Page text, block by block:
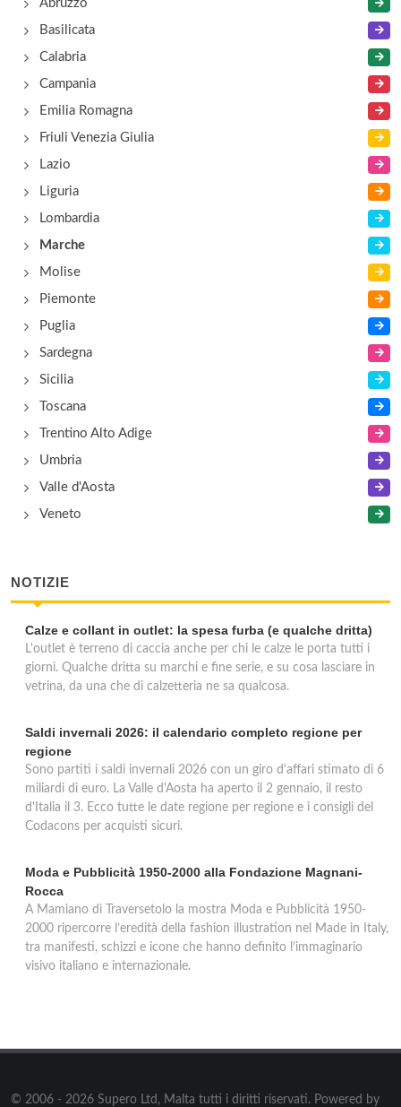
viale Moscatelli 41, Arcevia
Abruzzo
Basilicata
Calabria
Campania
Emilia Romagna
Friuli Venezia Giulia
Lazio
Liguria
Lombardia
Marche
Molise
Piemonte
Puglia
Sardegna
Sicilia
Toscana
Trentino Alto Adige
Umbria
Valle d'Aosta
Veneto
NOTIZIE
Calze e collant in outlet: la spesa furba (e qualche dritta)
L'outlet è terreno di caccia anche per chi le calze le porta tutti i
giorni. Qualche dritta su marchi e fine serie, e su cosa lasciare in
vetrina, da una che di calzetteria ne sa qualcosa.
Saldi invernali 2026: il calendario completo regione per
regione
Sono partiti i saldi invernali 2026 con un giro d'affari stimato di 6
miliardi di euro. La Valle d'Aosta ha aperto il 2 gennaio, il resto
d'Italia il 3. Ecco tutte le date regione per regione e i consigli del
Codacons per acquisti sicuri.
Moda e Pubblicità 1950-2000 alla Fondazione Magnani-
Rocca
A Mamiano di Traversetolo la mostra Moda e Pubblicità 1950-
2000 ripercorre l’eredità della fashion illustration nel Made in Italy,
tra manifesti, schizzi e icone che hanno definito l’immaginario
visivo italiano e internazionale.
© 2006 - 2026 Supero Ltd, Malta tutti i diritti riservati. Powered by